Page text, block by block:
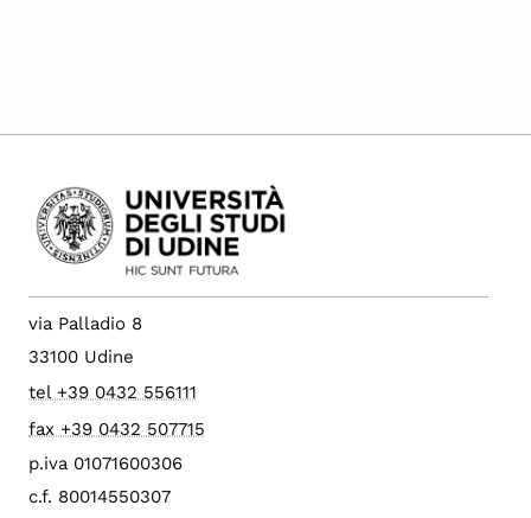
via Palladio 8
33100 Udine
tel +39 0432 556111
fax +39 0432 507715
p.iva 01071600306
c.f. 80014550307